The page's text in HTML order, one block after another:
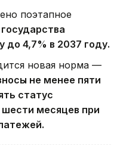
поэтапное
до 4,7% в 2037 году.
новая норма —
не менее пяти
статус
шести месяцев при